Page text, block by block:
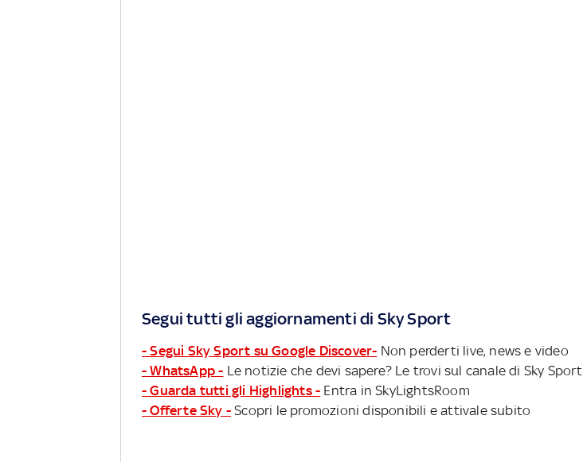
Segui tutti gli aggiornamenti di Sky Sport
- Segui Sky Sport su Google Discover- Non perderti live, news e video
- WhatsApp - Le notizie che devi sapere? Le trovi sul canale di Sky Sport
- Guarda tutti gli Highlights - Entra in SkyLightsRoom
- Offerte Sky - Scopri le promozioni disponibili e attivale subito